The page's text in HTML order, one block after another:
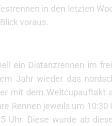
in den letzten
voraus.
ein Distanzrennen im
Jahr wieder das
mit dem Weltcupauftakt
Rennen jeweils um
Uhr. Diese wurde ab